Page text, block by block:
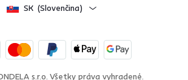
SK (Slovenčina)
s.r.o. Všetky práva vyhradené.